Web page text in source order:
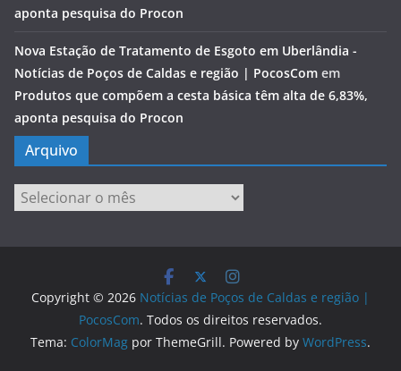
aponta pesquisa do Procon
Nova Estação de Tratamento de Esgoto em Uberlândia -
Notícias de Poços de Caldas e região | PocosCom em
Produtos que compõem a cesta básica têm alta de 6,83%,
aponta pesquisa do Procon
Arquivo
Arquivo
Copyright © 2026 Notícias de Poços de Caldas e região |
PocosCom. Todos os direitos reservados.
Tema: ColorMag por ThemeGrill. Powered by WordPress.